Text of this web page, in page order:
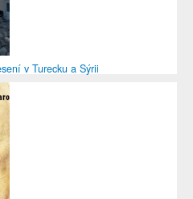
v Turecku a Sýrii